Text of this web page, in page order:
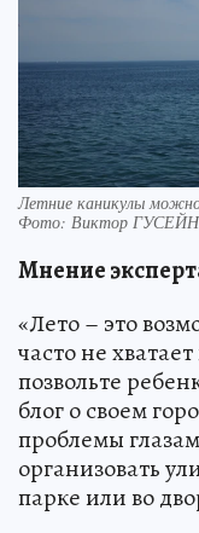
Летние каникулы
Фото: Виктор
Мнение
«Лето – это
часто не
позвольте
блог о своем
проблемы
организовать
парке или во